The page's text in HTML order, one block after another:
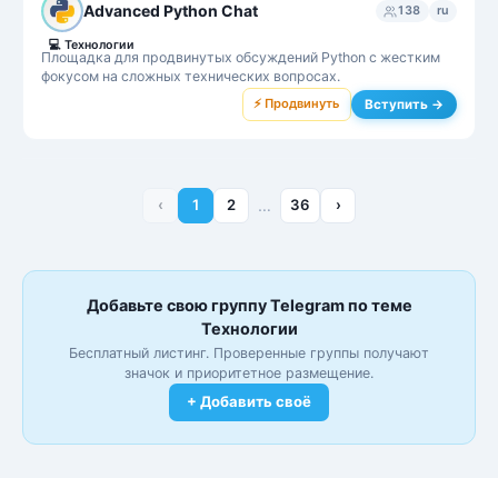
Advanced Python Chat 138 ru
Площадка для продвинутых обсуждений Python с жестким
фокусом на сложных технических вопросах.
💻 Технологии
⚡ Продвинуть Вступить →
‹ 1 2 … 36 ›
Добавьте свою группу Telegram по теме
Технологии
Бесплатный листинг. Проверенные группы получают
значок и приоритетное размещение.
+ Добавить своё